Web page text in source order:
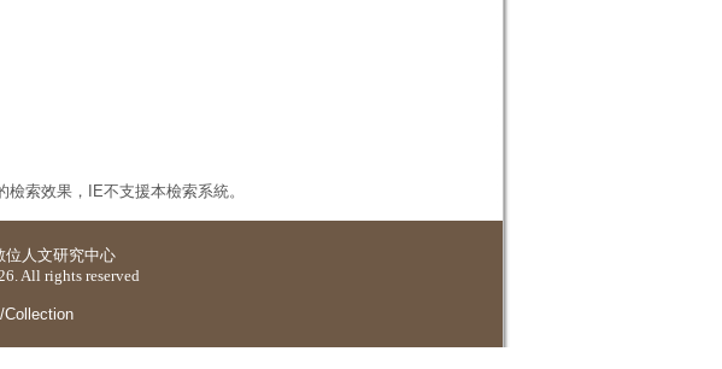
索效果，IE不支援本檢索系統。
位人文研究中心
All rights reserved
Collection